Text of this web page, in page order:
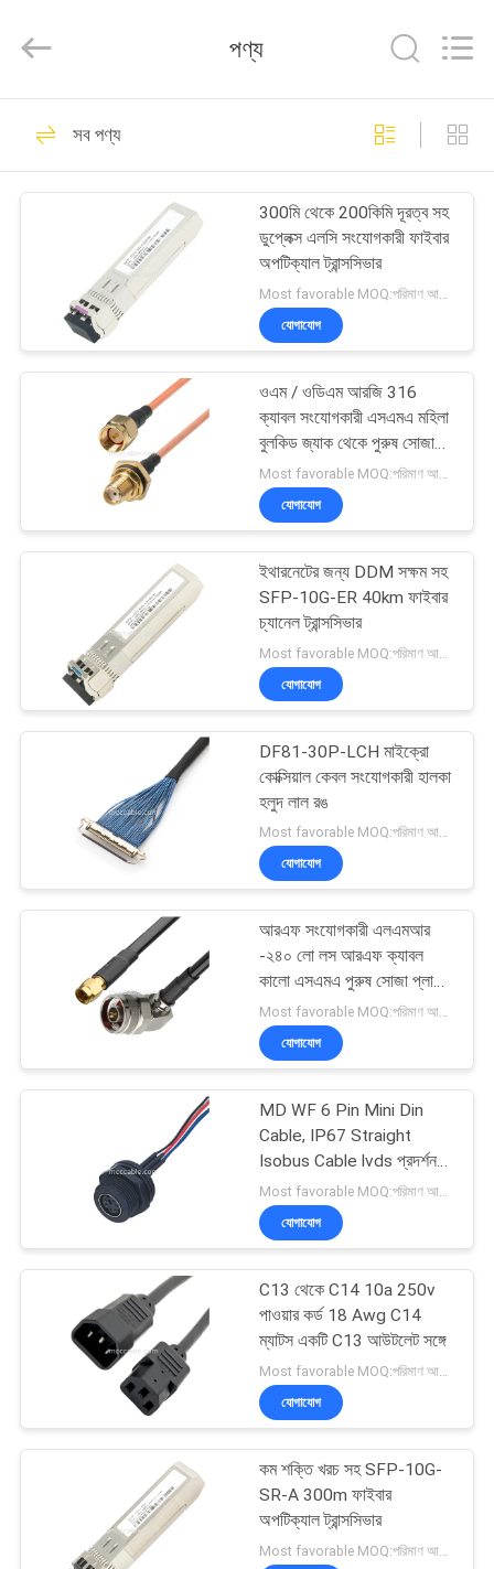
পণ্য
আমাদের
সম্বন্ধে
গুণমান
আমাদের
সাথে
যোগাযোগ
মামলা
করুন
গোপনীয়তা
Technology
Rights
মাইক্রো কোক্সিয়াল কেবল
303
এলভিডিএস ইডিপি কেবল
77
এলভিডিএস কেবল সভা
157
এমআইপিআই কেবল
7
থান্ডারবোল্ট ৪ ক্যাবল
26
কাস্টম তারের জোতা
165
33
পণ্য
সব পণ্য
300মি থেকে 200কিমি দূরত্ব সহ
ডুপ্লেক্স এলসি সংযোগকারী ফাইবার
অপটিক্যাল ট্রান্সসিভার
Most favorable MOQ:পরিমাণ আলোচনাযোগ্য হতে পারে
যোগাযোগ
ওএম / ওডিএম আরজি 316
ক্যাবল সংযোগকারী এসএমএ মহিলা
বুলকিড জ্যাক থেকে পুরুষ সোজা
প্লাগ
যোগাযোগ
ইথারনেটের জন্য DDM সক্ষম সহ
SFP-10G-ER 40km ফাইবার
চ্যানেল ট্রান্সসিভার
যোগাযোগ
DF81-30P-LCH মাইক্রো
কোক্সিয়াল কেবল সংযোগকারী হালকা
হলুদ লাল রঙ
Most favorable MOQ:পরিমাণ আলোচনাযোগ্য হতে পারে（কেবল কোম্পানি, ব্যক্তিগত ব্যবহারের পরিবর্তে)
যোগাযোগ
আরএফ সংযোগকারী এলএমআর
-২৪০ লো লস আরএফ ক্যাবল
কালো এসএমএ পুরুষ সোজা প্লাগ টু
এন পুরুষ প্লাগ ডান কোণ প্লাগ Most favorable MOQ:পরিমাণ আলোচনাযোগ্য হতে পারে
যোগাযোগ
MD WF 6 Pin Mini Din
Cable, IP67 Straight
Isobus Cable lvds প্রদর্শন
সংযোগকারী
যোগাযোগ
C13 থেকে C14 10a 250v
পাওয়ার কর্ড 18 Awg C14
ম্যাটস একটি C13 আউটলেট সঙ্গে
যোগাযোগ
কম শক্তি খরচ সহ SFP-10G-
SR-A 300m ফাইবার
অপটিক্যাল ট্রান্সসিভার